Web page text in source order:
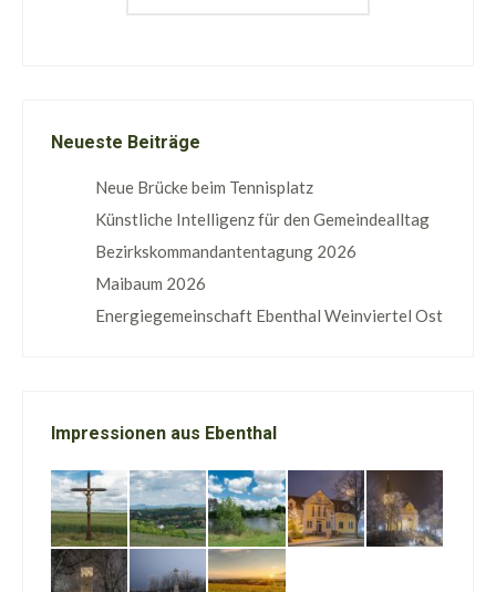
Neueste Beiträge
Neue Brücke beim Tennisplatz
Künstliche Intelligenz für den Gemeindealltag
Bezirkskommandantentagung 2026
Maibaum 2026
Energiegemeinschaft Ebenthal Weinviertel Ost
Impressionen aus Ebenthal